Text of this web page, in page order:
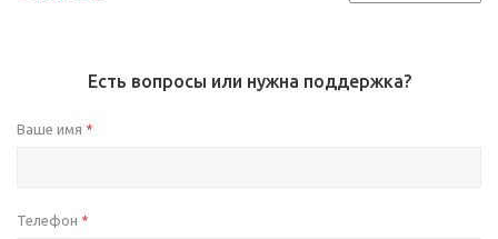
Есть вопросы или нужна поддержка?
Ваше имя *
Телефон *